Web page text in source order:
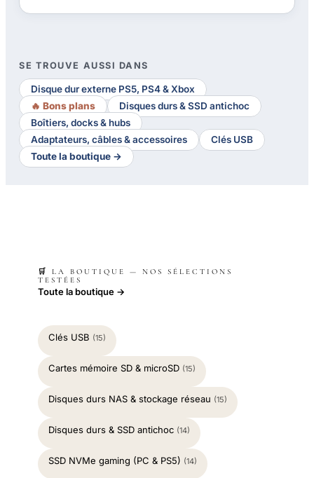
SE TROUVE AUSSI DANS
Disque dur externe PS5, PS4 & Xbox
🔥 Bons plans
Disques durs & SSD antichoc
Boîtiers, docks & hubs
Adaptateurs, câbles & accessoires
Clés USB
Toute la boutique →
🛒 LA BOUTIQUE — NOS SÉLECTIONS
TESTÉES
Toute la boutique →
Clés USB (15)
Cartes mémoire SD & microSD (15)
Disques durs NAS & stockage réseau (15)
Disques durs & SSD antichoc (14)
SSD NVMe gaming (PC & PS5) (14)